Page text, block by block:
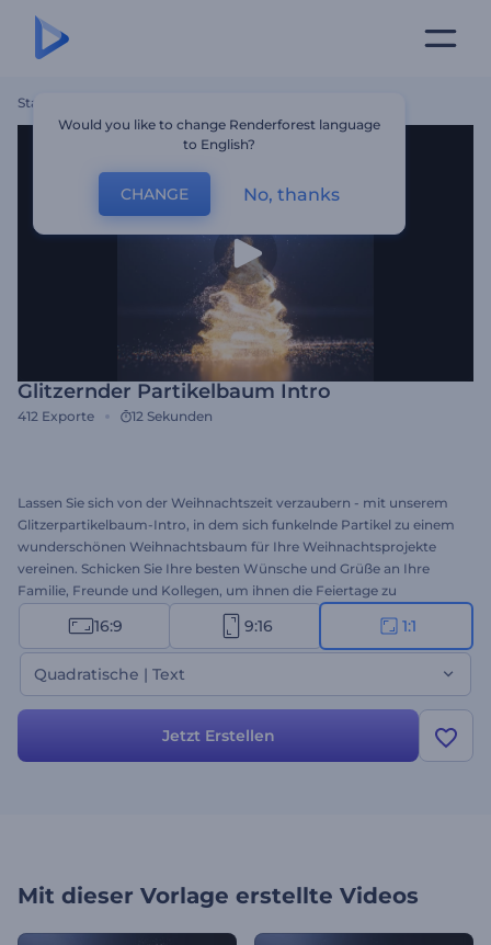
Startseite
Glitzernder Partikelbaum Intro
412 Exporte 12 Sekunden
Lassen Sie sich von der Weihnachtszeit verzaubern - mit unserem
Glitzerpartikelbaum-Intro, in dem sich funkelnde Partikel zu einem
wunderschönen Weihnachtsbaum für Ihre Weihnachtsprojekte
vereinen. Schicken Sie Ihre besten Wünsche und Grüße an Ihre
Familie, Freunde und Kollegen, um ihnen die Feiertage zu
verschönern und zu versüßen. Geben Sie Ihre herzerwärmenden
Texte ein, laden Sie Ihr Logo hoch, und fügen Sie festliche
Hintergrundmusik hinzu, um eine einzigartige Videobotschaft für
die Feiertage zu erstellen. Perfekt geeignet für
Weihnachtseinführungen, Videogrüße, Einladungen zu
16:9 9:16 1:1
Quadratische | Text
Jetzt Erstellen
Mit dieser Vorlage erstellte Videos
Would you like to change Renderforest language
to English?
CHANGE No, thanks